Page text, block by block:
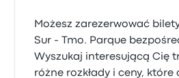
Możesz zarezerwować
Sur - Tmo. Parque
Wyszukaj interesującą Cię
różne rozkłady i ceny, które